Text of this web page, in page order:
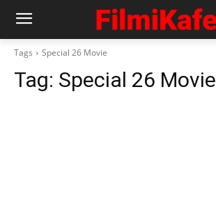
Tags Special 26 Movie
Tag: Special 26 Movie